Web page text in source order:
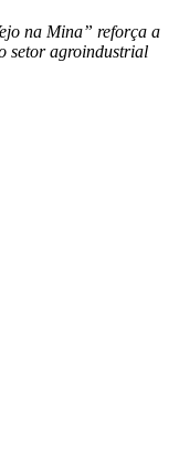
na Mina” reforça a
setor agroindustrial